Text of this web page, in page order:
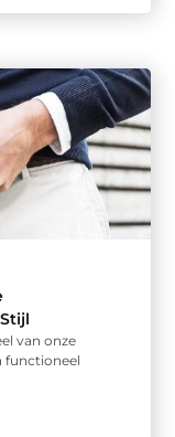
van onze
functioneel